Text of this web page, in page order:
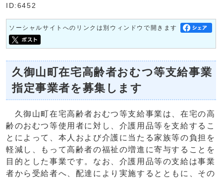
ID:6452
ソーシャルサイトへのリンクは別ウィンドウで開きます
久御山町在宅高齢者おむつ等支給事業
指定事業者を募集します
久御山町在宅高齢者おむつ等支給事業は、在宅の高
齢のおむつ等使用者に対し、介護用品等を支給するこ
とによって、本人および介護に当たる家族等の負担を
軽減し、もって高齢者の福祉の増進に寄与することを
目的とした事業です。なお、介護用品等の支給は事業
者から受給者へ、配達により実施するとともに、その